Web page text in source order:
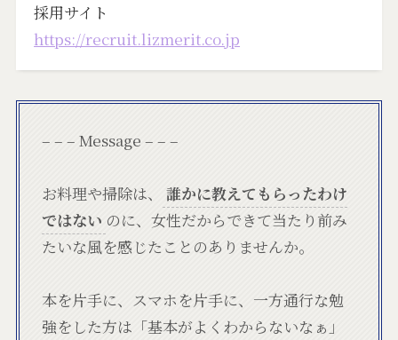
採用サイト
https://recruit.lizmerit.co.jp
– – – Message – – –
お料理や掃除は、
誰かに教えてもらったわけ
ではない のに、女性だからできて当たり前み
たいな風を感じたことのありませんか。
本を片手に、スマホを片手に、一方通行な勉
強をした方は「基本がよくわからないなぁ」